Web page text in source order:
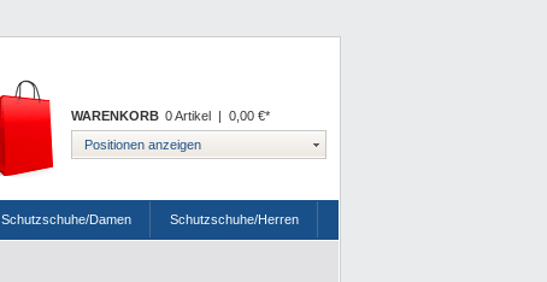
WARENKORB 0 Artikel | 0,00 €*
Positionen anzeigen
Schutzschuhe/Damen Schutzschuhe/Herren